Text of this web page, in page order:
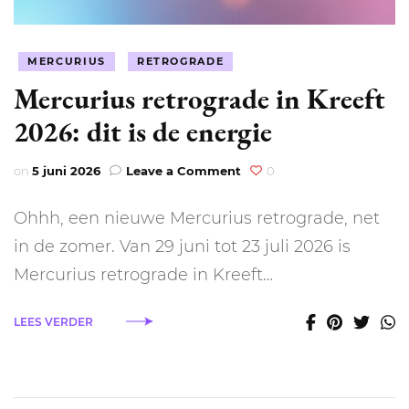
MERCURIUS RETROGRADE
Mercurius retrograde in Kreeft
2026: dit is de energie
on 5 juni 2026 Leave a Comment on
in
Kreeft
dit
0
Ohhh, een nieuwe Mercurius retrograde, net
in de zomer. Van 29 juni tot 23 juli 2026 is
Mercurius retrograde in Kreeft…
LEES VERDER